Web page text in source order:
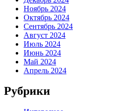
Ноябрь 2024
Октябрь 2024
Сентябрь 2024
Август 2024
Июль 2024
Июнь 2024
Май 2024
Апрель 2024
Рубрики